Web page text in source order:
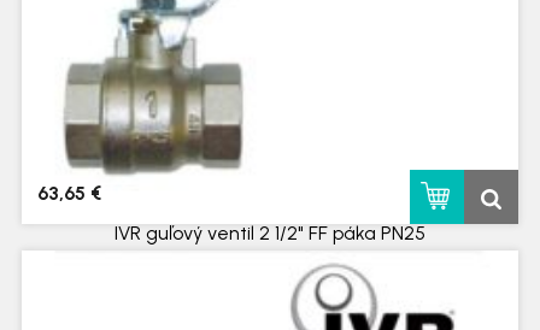
IVR guľový ventil 2 1/2" FF páka PN25
skladom
63,65 €